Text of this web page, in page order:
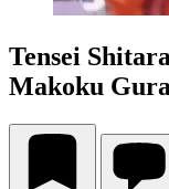
Tensei
Makoku